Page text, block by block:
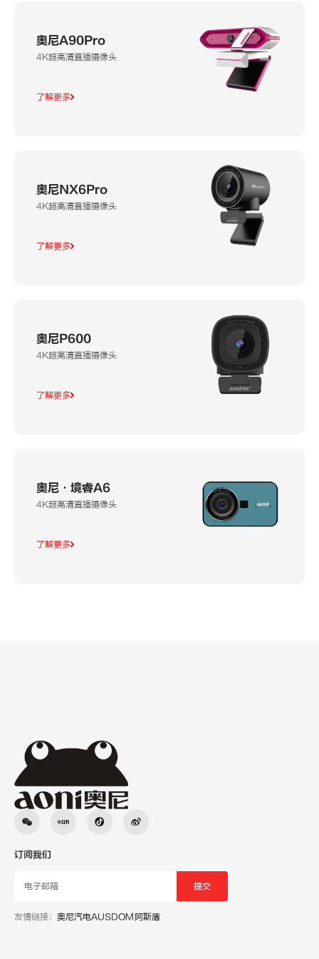
奥尼A90Pro
4K超高清直播摄像头
了解更多
奥尼NX6Pro
4K超高清直播摄像头
了解更多
奥尼P600
4K超高清直播摄像头
了解更多
奥尼·境睿A6
4K超高清直播摄像头
了解更多
订阅我们
友情链接： 奥尼汽电AUSDOM阿斯盾